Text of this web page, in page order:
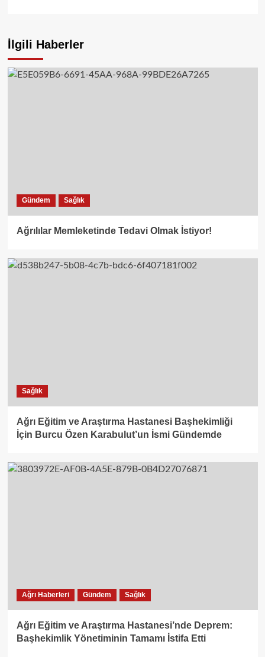
İlgili Haberler
Gündem Sağlık
Ağrılılar Memleketinde Tedavi Olmak İstiyor!
Sağlık
Ağrı Eğitim ve Araştırma Hastanesi Başhekimliği
İçin Burcu Özen Karabulut’un İsmi Gündemde
Ağrı Haberleri Gündem Sağlık
Ağrı Eğitim ve Araştırma Hastanesi’nde Deprem:
Başhekimlik Yönetiminin Tamamı İstifa Etti